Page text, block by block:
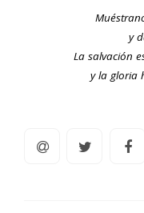
y
La salvación
y la gloria